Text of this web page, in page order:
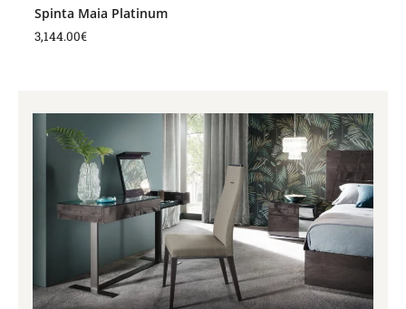
Spinta Maia Platinum
3,144.00€